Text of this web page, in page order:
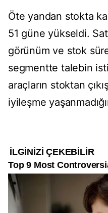
Öte yandan stokta
51 güne yükseldi.
görünüm ve stok
segmentte talebin
araçların stoktan
iyileşme